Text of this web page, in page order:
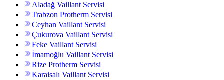
Aladağ Vaillant Servisi
Trabzon Protherm Servisi
Ceyhan Vaillant Servisi
Çukurova Vaillant Servisi
Feke Vaillant Servisi
İmamoğlu Vaillant Servisi
Rize Protherm Servisi
Karaisalı Vaillant Servisi